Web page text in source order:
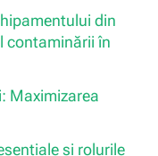
din
contaminării în
Maximizarea
și rolurile